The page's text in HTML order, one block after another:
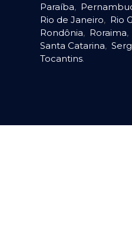
Paraíba,
Rio de Janeiro, Rio
Rondônia, Roraima,
Santa Catarina,
Tocantins.